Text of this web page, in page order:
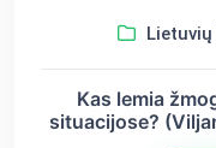
Kas lemia
situacijose?